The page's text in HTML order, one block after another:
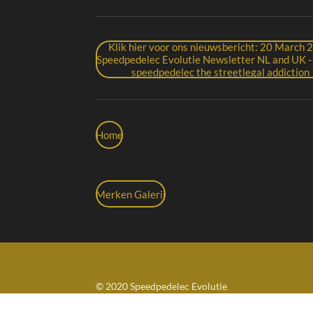
Klik hier voor ons nieuwsbericht: 20 March
Speedpedelec Evolutie Newsletter NL and UK
speedpedelec the streetlegal addiction
Home
Merken Galerij
© 2020 Speedpedelec Evolutie